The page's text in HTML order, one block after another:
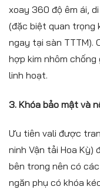
xoay 360 độ êm ái,
(đặc biệt quan trọng
ngay tại sàn TTTM).
hợp kim nhôm
linh hoạt.
3. Khóa bảo mật và
Ưu tiên vali được
ninh Vận tải Hoa Kỳ)
bên trong nên có
ngăn phụ có khóa